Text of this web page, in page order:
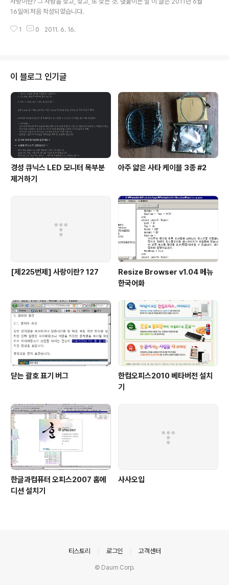
16일에 처음 작성되었습니다.
1 0 2011. 6. 16.
이 블로그 인기글
경성 큐닉스 LED 모니터 목부분
제거하기
아주 얇은 사타 케이블 3종 #2
[제225번제] 사랑이란? 127
Resize Browser v1.04 메뉴
한국어화
닫는 괄호 표기 버그
한컴오피스2010 베타버전 설치
기
한글과컴퓨터 오피스2007 홈에
디션 설치기
사사오입
티스토리 로그인 고객센터
© Daum Corp.